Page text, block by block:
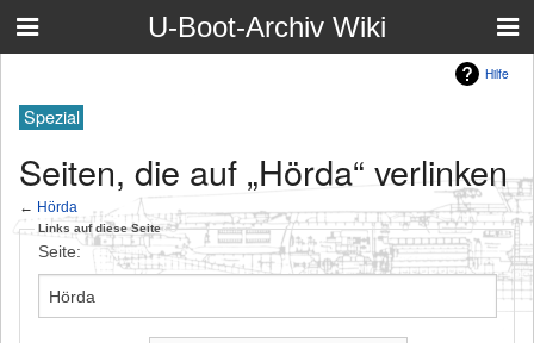
U-Boot-Archiv Wiki
Hilfe
Spezial
Seiten, die auf „Hörda“ verlinken
← Hörda
Links auf diese Seite
Seite: